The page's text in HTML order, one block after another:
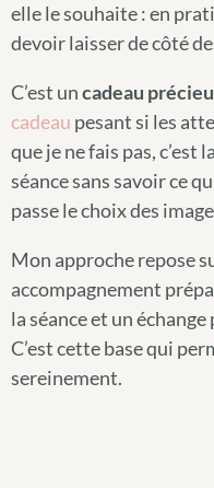
elle le souhaite : en
devoir laisser de côté
C’est uncadeau
cadeau pesant si les
que je ne fais pas, c’est
séance sans savoir ce
passe le choix des
Mon approche repose
accompagnement
la séance et un
C’est cette base qui
sereinement.